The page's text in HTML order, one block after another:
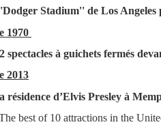
Stadium'' de Los
1970
spectacles à guichets fermés
2013
résidence d’Elvis Presley à
best of 10 attractions in the